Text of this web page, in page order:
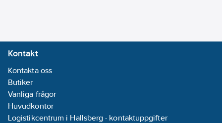
ladda din telefon,
surfplatta, dator, etc.
GBX45 är lätt att
använda och om + och
- byts ut händer inget
då det finns skydd mot
Kontakt
Kontakta oss
Butiker
Vanliga frågor
Huvudkontor
Logistikcentrum i Hallsberg - kontaktuppgifter